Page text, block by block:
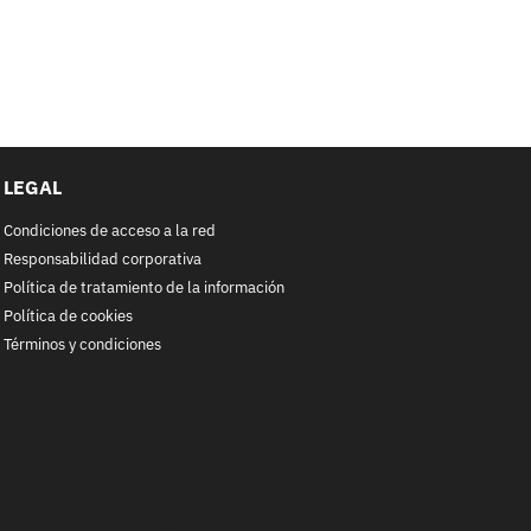
LEGAL
Condiciones de acceso a la red
Responsabilidad corporativa
Política de tratamiento de la información
Política de cookies
Términos y condiciones